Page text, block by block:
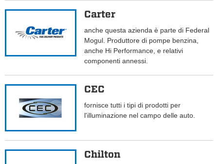
Carter
anche questa azienda è parte di Federal
Mogul. Produttore di pompe benzina,
anche Hi Performance, e relativi
componenti annessi.
CEC
fornisce tutti i tipi di prodotti per
l'illuminazione nel campo delle auto.
Chilton